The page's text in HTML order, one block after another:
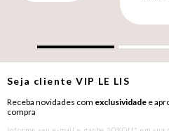
Seja clienteVIP LE LIS
Receba novidades com exclusividade e
compra